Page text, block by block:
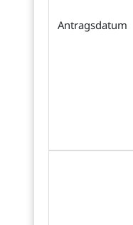
Antragsdatum